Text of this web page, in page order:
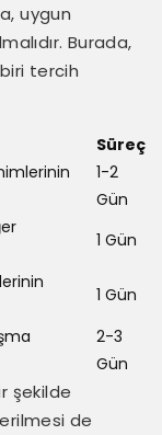
uygun
Burada,
tercih
Süreç
1-2
Gün
1 Gün
1 Gün
2-3
Gün
şekilde
de